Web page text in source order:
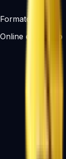
Formato
Online en directo